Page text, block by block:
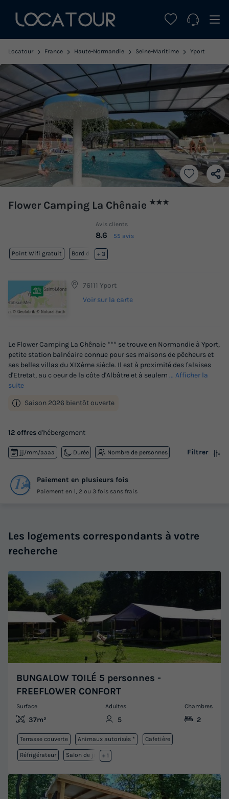
Locatour France Haute-Normandie Seine-Maritime Yport
Flower Camping La Chênaie ★★★
Avis clients
8.6 55 avis
Point Wifi gratuit Bord de mer
+ 3
76111 Yport
Voir sur la carte
Le Flower Camping La Chênaie *** se trouve en Normandie à Yport,
petite station balnéaire connue pour ses maisons de pêcheurs et
ses belles villas du XIXème siècle. Il est à proximité des falaises
d'Etretat, au c oeur de la côte d'Albâtre et à seulem ... Afficher la
suite
Saison 2026 bientôt ouverte
12 offres d'hébergement
jj/mm/aaaa Durée Nombre de personnes Filtrer
Paiement en plusieurs fois
Paiement en 1, 2 ou 3 fois sans frais
Les logements correspondants à votre
recherche
BUNGALOW TOILÉ 5 personnes -
FREEFLOWER CONFORT
Surface
37m²
Adultes
5
Chambres
2
Terrasse couverte Animaux autorisés * Cafetière
Réfrigérateur Salon de jardin
+ 1